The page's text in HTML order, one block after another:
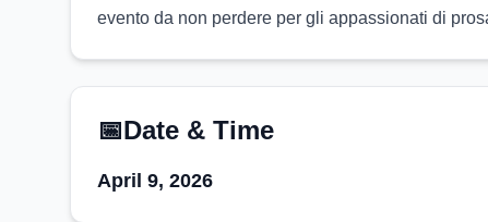
evento da non perdere per gli appassionati di
📅Date & Time
April 9, 2026